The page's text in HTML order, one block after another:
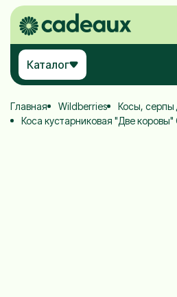
Каталог
Главная Wildberries Косы, серпы
Коса кустарниковая "Две коровы"